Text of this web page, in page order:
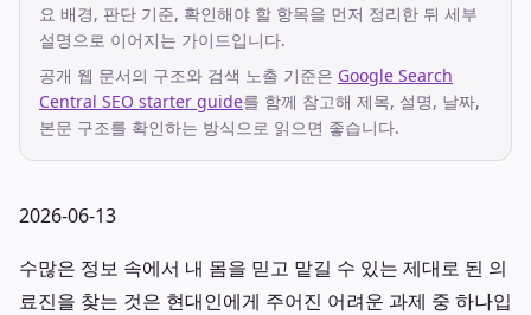
요 배경, 판단 기준, 확인해야 할 항목을 먼저 정리한 뒤 세부
설명으로 이어지는 가이드입니다.
공개 웹 문서의 구조와 검색 노출 기준은 Google Search
Central SEO starter guide를 함께 참고해 제목, 설명, 날짜,
본문 구조를 확인하는 방식으로 읽으면 좋습니다.
2026-06-13
수많은 정보 속에서 내 몸을 믿고 맡길 수 있는 제대로 된 의
료진을 찾는 것은 현대인에게 주어진 어려운 과제 중 하나입